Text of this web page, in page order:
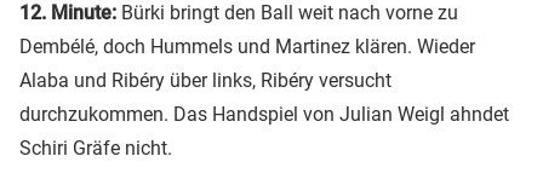
12. Minute: Bürki bringt den Ball weit nach vorne zu
Dembélé, doch Hummels und Martinez klären. Wieder
Alaba und Ribéry über links, Ribéry versucht
durchzukommen. Das Handspiel von Julian Weigl ahndet
Schiri Gräfe nicht.